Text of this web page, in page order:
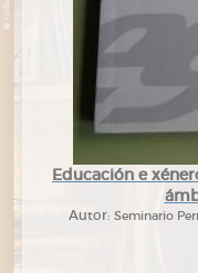
Educación e
Autor: Seminario